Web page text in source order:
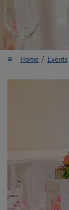
Home Events